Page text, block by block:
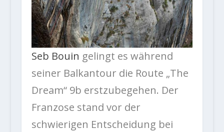
Seb Bouin gelingt es während
seiner Balkantour die Route „The
Dream“ 9b erstzubegehen. Der
Franzose stand vor der
schwierigen Entscheidung bei